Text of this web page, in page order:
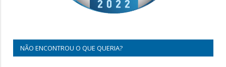
NÃO ENCONTROU O QUE QUERIA?